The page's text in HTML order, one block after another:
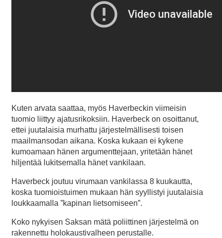
Kuten arvata saattaa, myös Haverbeckin viimeisin
tuomio liittyy ajatusrikoksiin. Haverbeck on osoittanut,
ettei juutalaisia murhattu järjestelmällisesti toisen
maailmansodan aikana. Koska kukaan ei kykene
kumoamaan hänen argumenttejaan, yritetään hänet
hiljentää lukitsemalla hänet vankilaan.
Haverbeck joutuu virumaan vankilassa 8 kuukautta,
koska tuomioistuimen mukaan hän syyllistyi juutalaisia
loukkaamalla ”kapinan lietsomiseen”.
Koko nykyisen Saksan mätä poliittinen järjestelmä on
rakennettu holokaustivalheen perustalle.